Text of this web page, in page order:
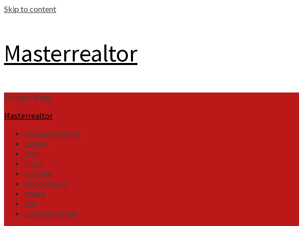
Skip to content
Masterrealtor
Primary Menu
Masterrealtor
Strona Domowa
Biznes
Dom
Firmy
Kuchnia
Motoryzacja
Nauka
Styl
Zdrowie i Uroda